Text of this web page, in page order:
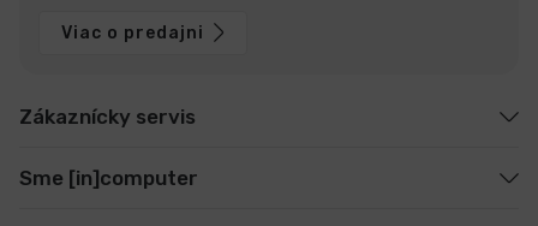
Viac o predajni
Zákaznícky servis
Sme [in]computer